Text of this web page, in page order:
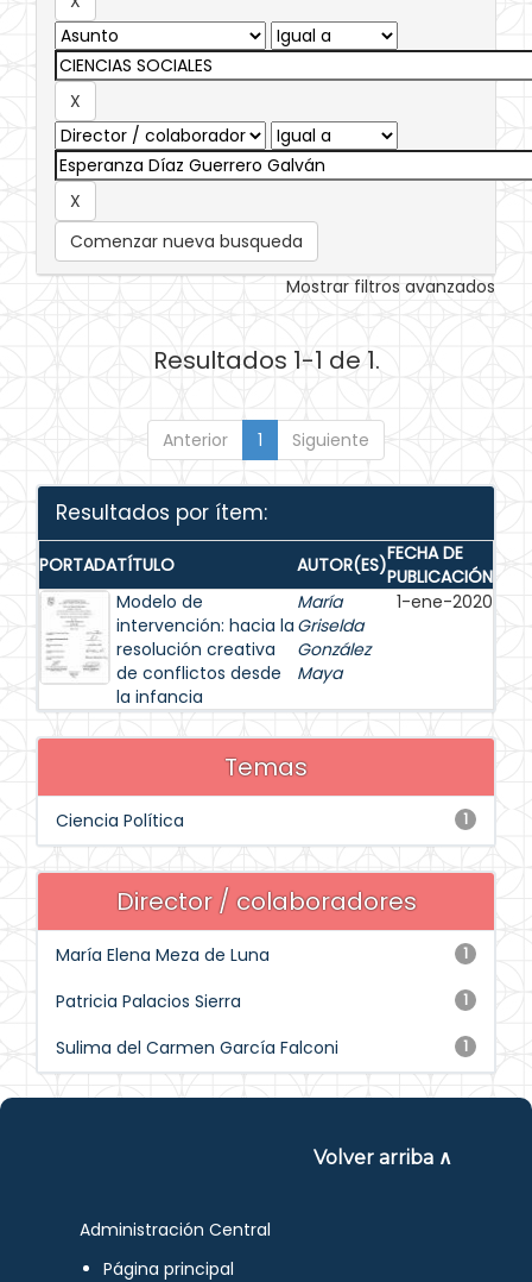
Comenzar nueva busqueda
Mostrar filtros avanzados
Resultados 1-1 de 1.
Anterior 1 Siguiente
Resultados por ítem:
PORTADATÍTULO AUTOR(ES)FECHA DE
PUBLICACIÓN
Modelo de
intervención: hacia la
resolución creativa
de conflictos desde
la infancia
María
Griselda
González
Maya
1-ene-2020
Temas
1
Ciencia Política
Director / colaboradores
1
María Elena Meza de Luna
1
Patricia Palacios Sierra
1
Sulima del Carmen García Falconi
Volver arriba ∧
Administración Central
Página principal